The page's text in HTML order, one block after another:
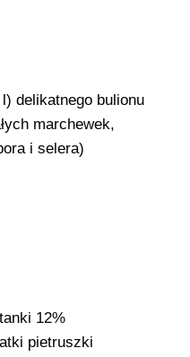
delikatnego bulionu
marchewek,
i selera)
12%
pietruszki